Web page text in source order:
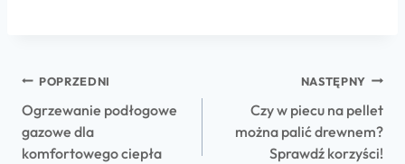
POPRZEDNI
Ogrzewanie podłogowe
gazowe dla
komfortowego ciepła
NASTĘPNY
Czy w piecu na pellet
można palić drewnem?
Sprawdź korzyści!